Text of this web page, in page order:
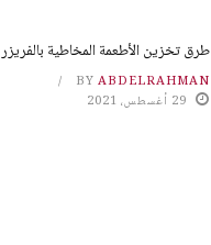
طرق تخزين الأطعمة المخاطية بالفريزر
BY ABDELRAHMAN
29 أغسطس، 2021